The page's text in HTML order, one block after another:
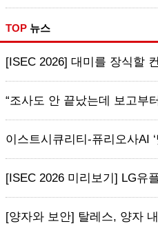
TOP 뉴스
[ISEC 2026] 대미를 장식할
“조사도 안 끝났는데 보고부
이스트시큐리티-퓨리오사AI
[ISEC 2026 미리보기] LG유
[양자와 보안] 탈레스, 양자